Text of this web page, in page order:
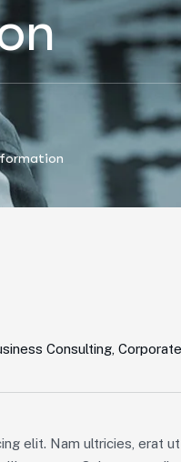
Consulting Corporate
elit. Nam ultricies, erat